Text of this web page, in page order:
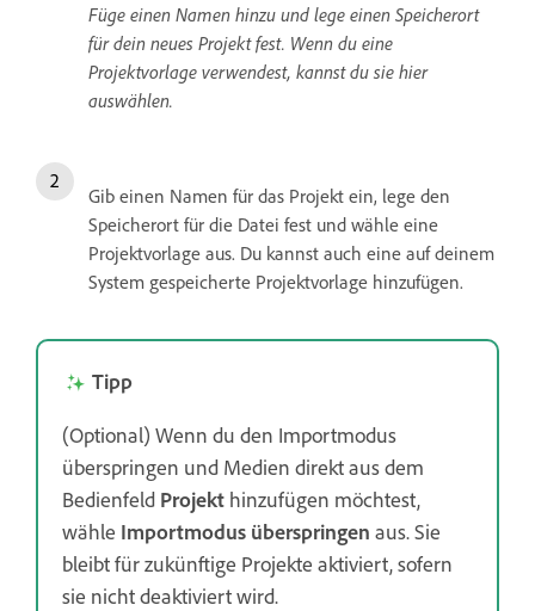
Füge einen Namen hinzu und lege einen Speicherort
für dein neues Projekt fest. Wenn du eine
Projektvorlage verwendest, kannst du sie hier
auswählen.
Gib einen Namen für das Projekt ein, lege den
Speicherort für die Datei fest und wähle eine
Projektvorlage aus. Du kannst auch eine auf deinem
System gespeicherte Projektvorlage hinzufügen.
Tipp
(Optional) Wenn du den Importmodus
überspringen und Medien direkt aus dem
Bedienfeld Projekt hinzufügen möchtest,
wähle Importmodus überspringen aus. Sie
bleibt für zukünftige Projekte aktiviert, sofern
sie nicht deaktiviert wird.